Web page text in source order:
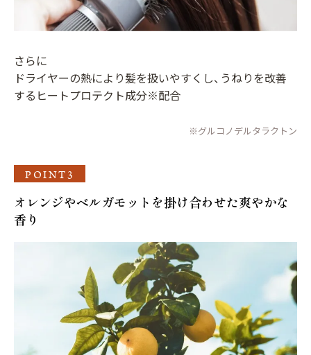
さらに
ドライヤーの熱により髪を扱いやすくし、うねりを改善
するヒートプロテクト成分※配合
※グルコノデルタラクトン
POINT3
オレンジやベルガモットを掛け合わせた爽やかな
香り